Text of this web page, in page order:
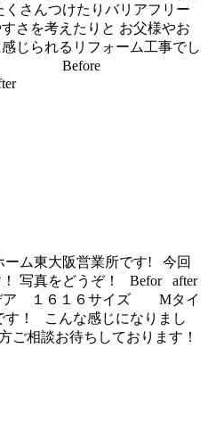
さんつけたりバリアフリー
さを考えたりと お父様やお
じられるリフォーム工事でし
ーム東大阪営業所です! 今回
写真をどうぞ！ Befor after
１６１６サイズ Mタイ
す！ こんな感じになりまし
相談お待ちしております！